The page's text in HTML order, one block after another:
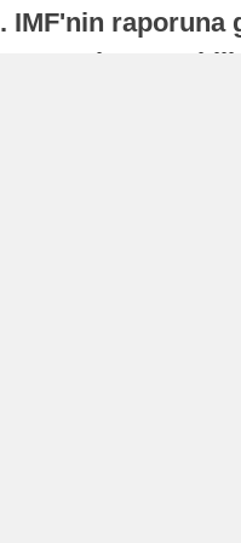
IMF'nin raporuna
süreci